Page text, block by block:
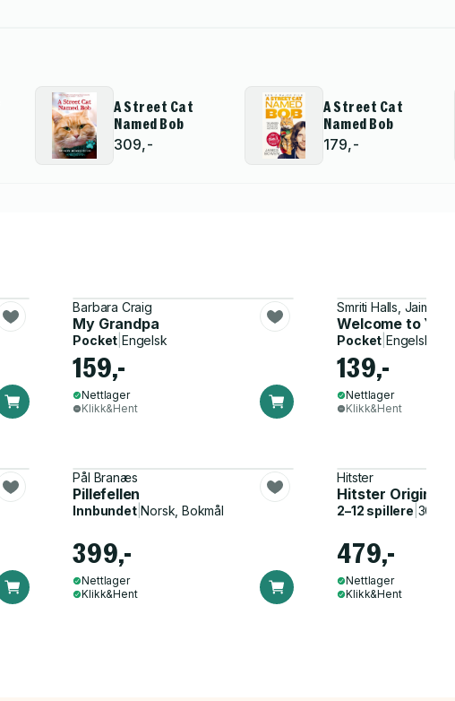
A Street Cat
Named Bob
309,-
A Street Cat
Named Bob
179,-
Barbara Craig
My Grandpa
Pocket Engelsk
159,-
Nettlager
Klikk&Hent
Smriti Halls, Jaime
Welcome to
Pocket |Engelsk
139,-
Nettlager
Klikk&Hent
Pål Branæs
Pillefellen
Innbundet|Norsk, Bokmål
399,-
Nettlager
Klikk&Hent
Hitster
Hitster Original
2–12 spillere
479,-
Nettlager
Klikk&Hent